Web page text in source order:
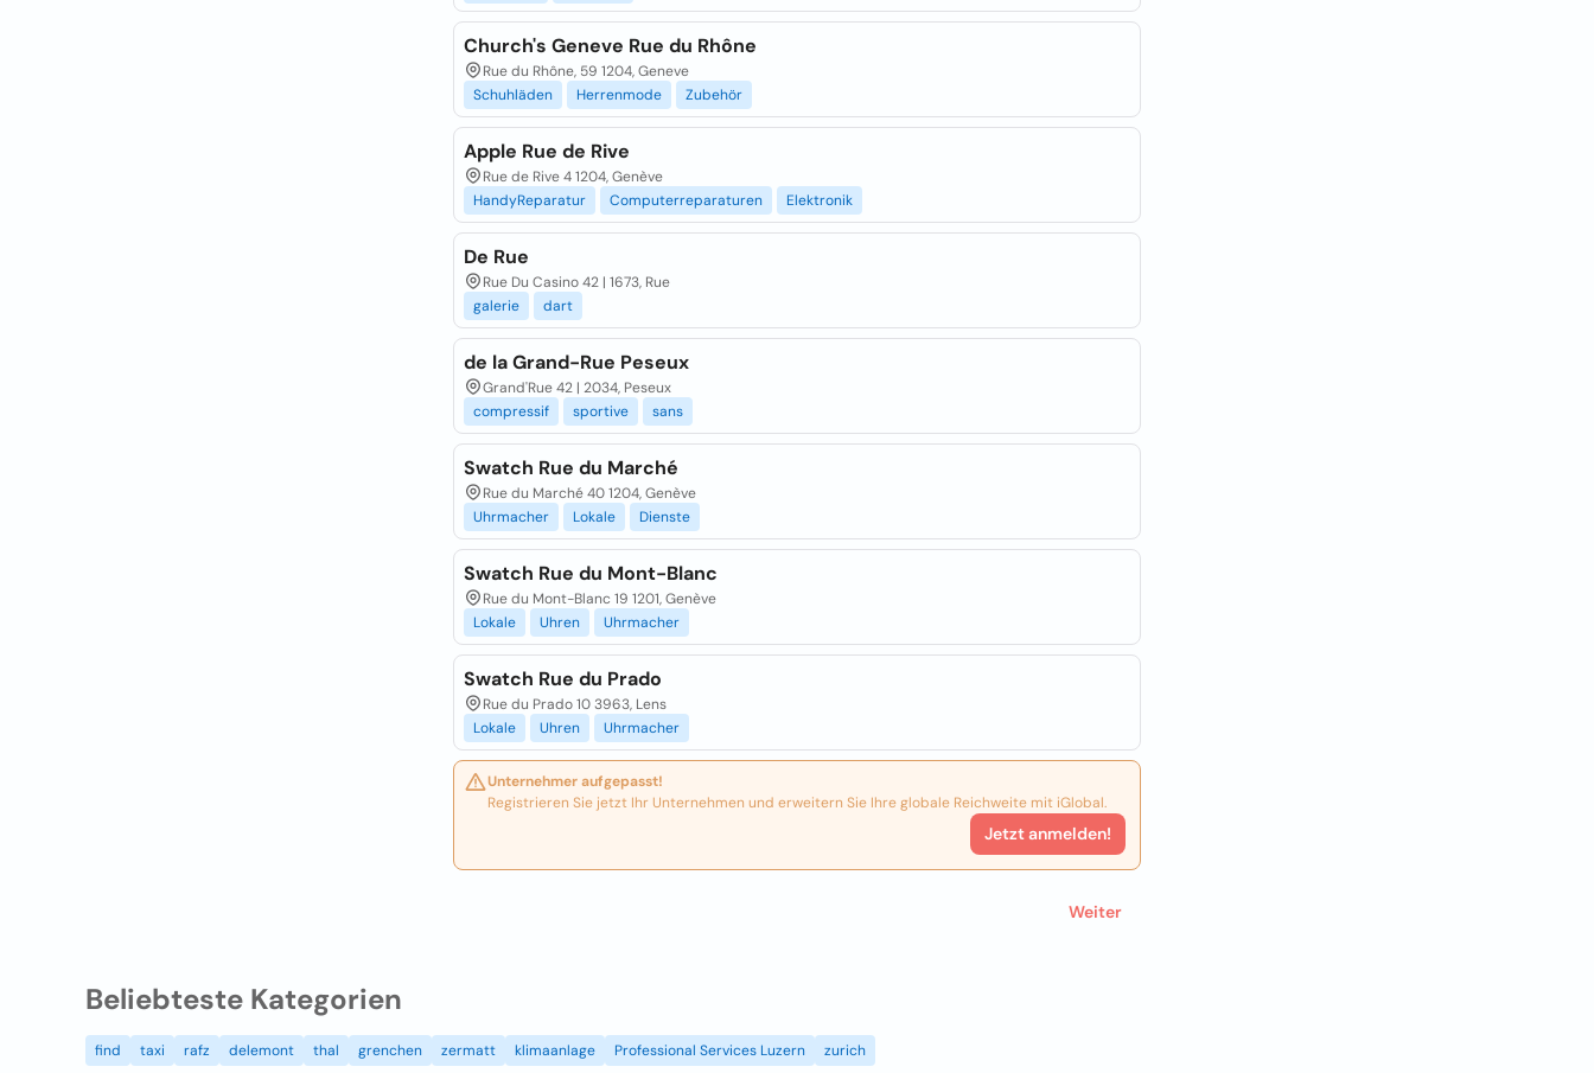
Church's Geneve Rue du Rhône
Rue du Rhône, 59 1204, Geneve
Schuhläden
Herrenmode Zubehör
Apple Rue de Rive
Rue de Rive 4 1204, Genève
HandyReparatur
Computerreparaturen Elektronik
De Rue
Rue Du Casino 42 | 1673, Rue
galerie
dart
de la Grand-Rue Peseux
Grand'Rue 42 | 2034, Peseux
compressif
sportive sans
Swatch Rue du Marché
Rue du Marché 40 1204, Genève
Uhrmacher
Lokale Dienste
Swatch Rue du Mont-Blanc
Rue du Mont-Blanc 19 1201, Genève
Lokale
Uhren Uhrmacher
Swatch Rue du Prado
Rue du Prado 10 3963, Lens
Lokale
Uhren Uhrmacher
Unternehmer aufgepasst!
Registrieren Sie jetzt Ihr Unternehmen und erweitern Sie Ihre globale Reichweite mit iGlobal.
Jetzt anmelden!
Weiter
Beliebteste Kategorien
find taxi rafz delemont thal grenchen zermatt klimaanlage Professional Services Luzern zurich